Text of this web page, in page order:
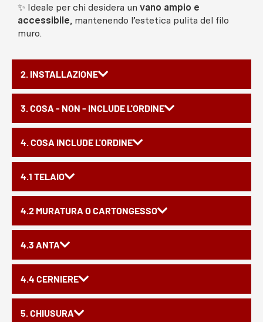
2. INSTALLAZIONE
3. COSA - NON - INCLUDE L'ORDINE
4. COSA INCLUDE L'ORDINE
4.1 TELAIO
4.2 MURATURA O CARTONGESSO
4.3 ANTA
4.4 CERNIERE
5. CHIUSURA
✨ Ideale per chi desidera un vano ampio e
accessibile, mantenendo l’estetica pulita del filo
muro.